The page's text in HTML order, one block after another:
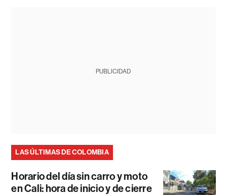
PUBLICIDAD
LAS ÚLTIMAS DE COLOMBIA
Horario del día sin carro y moto
en Cali: hora de inicio y de cierre